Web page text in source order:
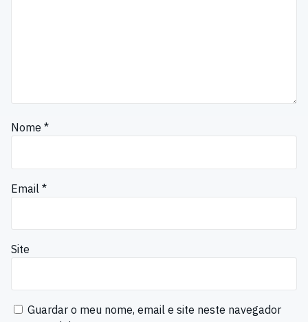
Nome *
Email *
Site
Guardar o meu nome, email e site neste navegador